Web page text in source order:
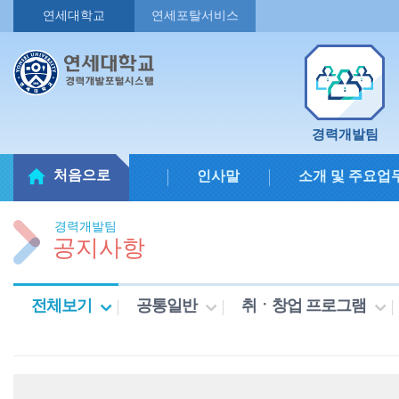
연세대학교 연세포탈서비스
경력개발팀
처음으로 인사말 소개 및 주요업
경력개발팀
공지사항
전체보기 공통일반 취ㆍ창업 프로그램